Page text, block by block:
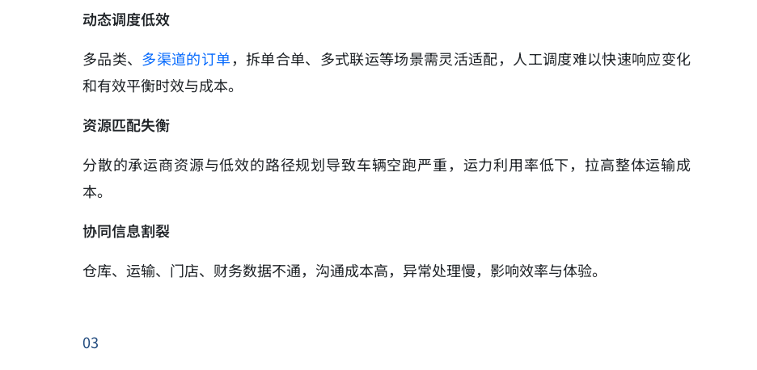
动态调度低效
多品类、 多渠道的订单，拆单合单、多式联运等场景需灵活适配，人工调度难以快速响应变化
和有效平衡时效与成本。
资源匹配失衡
分散的承运商资源与低效的路径规划导致车辆空跑严重，运力利用率低下，拉高整体运输成
本。
协同信息割裂
仓库、运输、门店、财务数据不通，沟通成本高，异常处理慢，影响效率与体验。
03